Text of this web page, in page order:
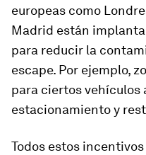
europeas como
Madrid están
para reducir la
escape. Por ejemplo,
para ciertos vehículos
estacionamiento y
Todos estos